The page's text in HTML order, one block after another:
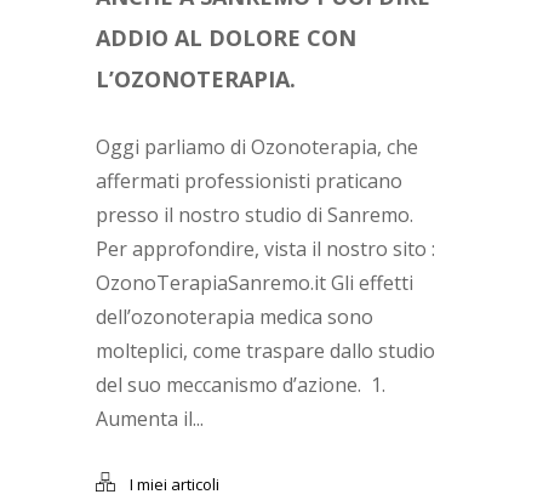
ADDIO AL DOLORE CON
L’OZONOTERAPIA.
Oggi parliamo di Ozonoterapia, che
affermati professionisti praticano
presso il nostro studio di Sanremo.
Per approfondire, vista il nostro sito :
OzonoTerapiaSanremo.it Gli effetti
dell’ozonoterapia medica sono
molteplici, come traspare dallo studio
del suo meccanismo d’azione. 1.
Aumenta il...
I miei articoli